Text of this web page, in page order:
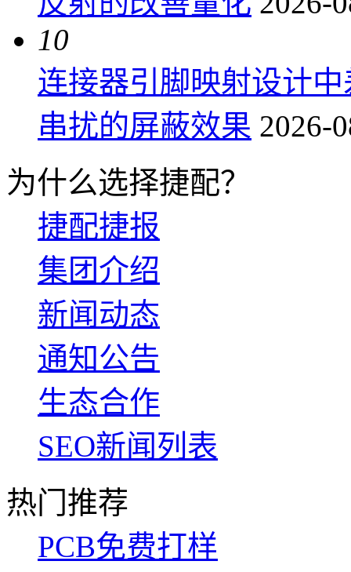
10
连接器引脚映射设计
串扰的屏蔽效果 2026-
为什么选择捷配？
捷配捷报
集团介绍
新闻动态
通知公告
生态合作
SEO新闻列表
热门推荐
PCB免费打样